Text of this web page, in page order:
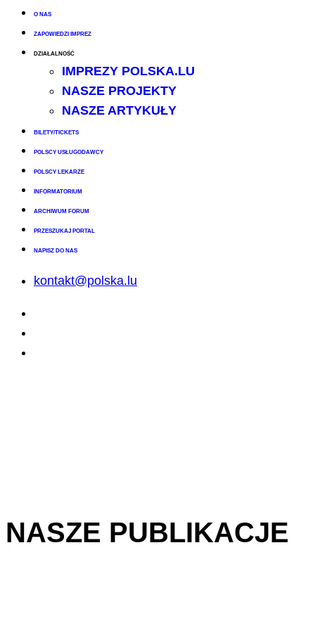
O NAS
ZAPOWIEDZI IMPREZ
DZIAŁALNOŚĆ
IMPREZY POLSKA.LU
NASZE PROJEKTY
NASZE ARTYKUŁY
BILETY/TICKETS
POLSCY USŁUGODAWCY
POLSCY LEKARZE
INFORMATORIUM
ARCHIWUM FORUM
PRZESZUKAJ PORTAL
NAPISZ DO NAS
kontakt@polska.lu
NASZE PUBLIKACJE